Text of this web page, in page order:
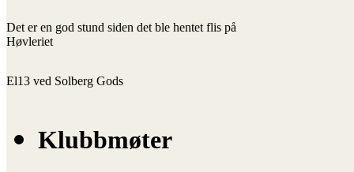
Det er en god stund siden det ble hentet flis på
Høvleriet
El13 ved Solberg Gods
Klubbmøter